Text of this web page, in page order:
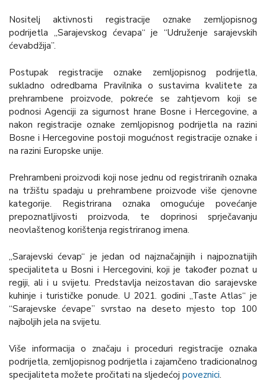
Nositelj aktivnosti registracije oznake zemljopisnog
podrijetla „Sarajevskog ćevapa“ je “Udruženje sarajevskih
ćevabdžija”.
Postupak registracije oznake zemljopisnog podrijetla,
sukladno odredbama Pravilnika o sustavima kvalitete za
prehrambene proizvode, pokreće se zahtjevom koji se
podnosi Agenciji za sigurnost hrane Bosne i Hercegovine, a
nakon registracije oznake zemljopisnog podrijetla na razini
Bosne i Hercegovine postoji mogućnost registracije oznake i
na razini Europske unije.
Prehrambeni proizvodi koji nose jednu od registriranih oznaka
na tržištu spadaju u prehrambene proizvode više cjenovne
kategorije. Registrirana oznaka omogućuje povećanje
prepoznatljivosti proizvoda, te doprinosi sprječavanju
neovlaštenog korištenja registriranog imena.
„Sarajevski ćevap“ je jedan od najznačajnijih i najpoznatijih
specijaliteta u Bosni i Hercegovini, koji je također poznat u
regiji, ali i u svijetu. Predstavlja neizostavan dio sarajevske
kuhinje i turističke ponude. U 2021. godini „Taste Atlas“ je
“Sarajevske ćevape” svrstao na deseto mjesto top 100
najboljih jela na svijetu.
Više informacija o značaju i proceduri registracije oznaka
podrijetla, zemljopisnog podrijetla i zajamčeno tradicionalnog
specijaliteta možete pročitati na sljedećoj poveznici.